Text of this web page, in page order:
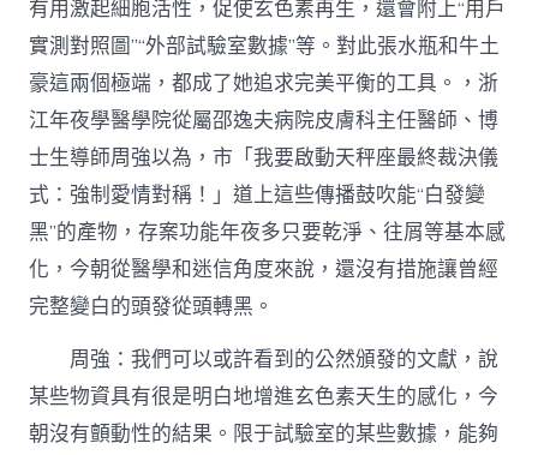
有用激起細胞活性，促使玄色素再生，還會附上“用戶
實測對照圖”“外部試驗室數據”等。對此張水瓶和牛土
豪這兩個極端，都成了她追求完美平衡的工具。，浙
江年夜學醫學院從屬邵逸夫病院皮膚科主任醫師、博
士生導師周強以為，市「我要啟動天秤座最終裁決儀
式：強制愛情對稱！」道上這些傳播鼓吹能“白發變
黑”的產物，存案功能年夜多只要乾淨、往屑等基本感
化，今朝從醫學和迷信角度來說，還沒有措施讓曾經
完整變白的頭發從頭轉黑。
周強：我們可以或許看到的公然頒發的文獻，說
某些物資具有很是明白地增進玄色素天生的感化，今
朝沒有顫動性的結果。限于試驗室的某些數據，能夠